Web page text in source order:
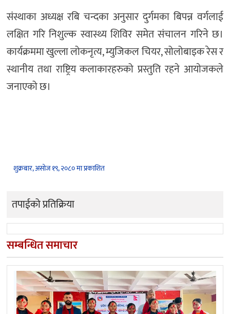
संस्थाका अध्यक्ष रबि चन्दका अनुसार दुर्गमका बिपन्न वर्गलाई
लक्षित गरि निशुल्क स्वास्थ्य शिविर समेत संचालन गरिने छ।
कार्यक्रममा खुल्ला लोकनृत्य, म्युजिकल चियर, सोलोबाइक रेस र
स्थानीय तथा राष्ट्रिय कलाकारहरुको प्रस्तुति रहने आयाेजकले
जनाएको छ।
शुक्रबार, असोज १९, २०८० मा प्रकाशित
तपाईको प्रतिक्रिया
सम्बन्धित समाचार